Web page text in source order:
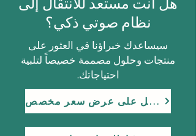
نظام صوتي ذكي؟
سيساعدك خبراؤنا في العثور على
منتجات وحلول مصممة خصيصاً لتلبية
احتياجاتك.
احصل على عرض سعر مخصص